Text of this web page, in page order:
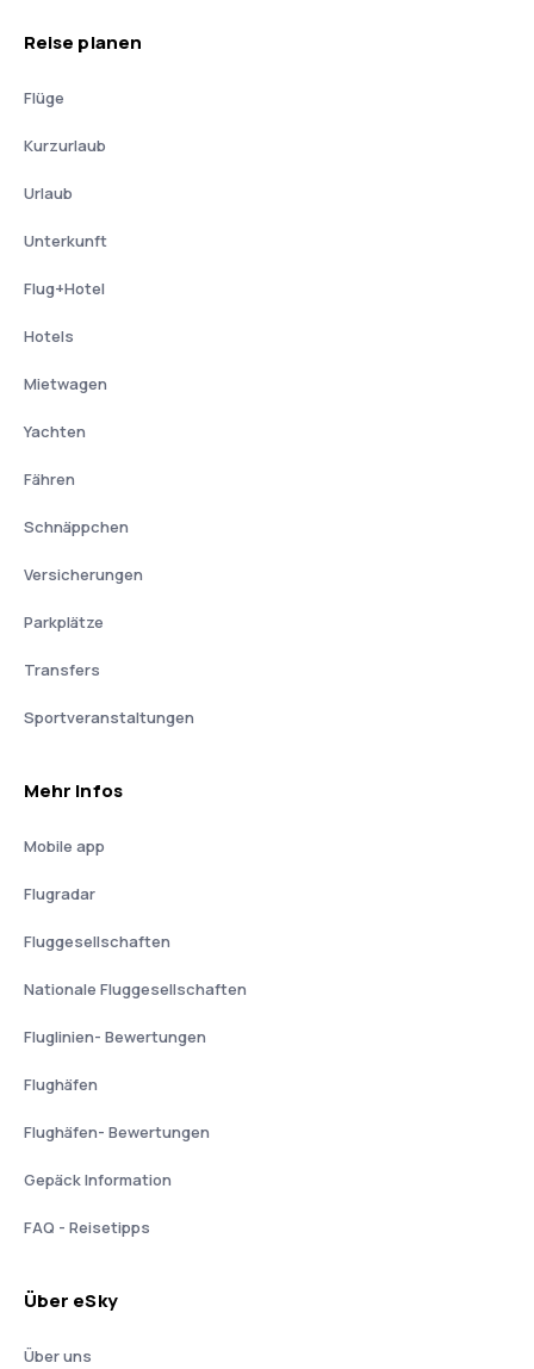
Reise planen
Flüge
Kurzurlaub
Urlaub
Unterkunft
Flug+Hotel
Hotels
Mietwagen
Yachten
Fähren
Schnäppchen
Versicherungen
Parkplätze
Transfers
Sportveranstaltungen
Mehr Infos
Mobile app
Flugradar
Fluggesellschaften
Nationale Fluggesellschaften
Fluglinien- Bewertungen
Flughäfen
Flughäfen- Bewertungen
Gepäck Information
FAQ - Reisetipps
Über eSky
Über uns